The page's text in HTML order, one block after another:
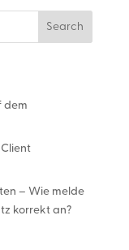
Search
dem
– Wie melde
korrekt an?